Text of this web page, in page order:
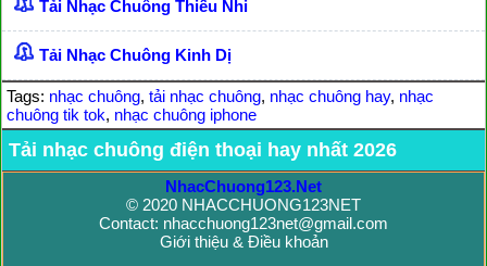
Tải Nhạc Chuông Thiếu Nhi
Tải Nhạc Chuông Kinh Dị
Tags: nhạc chuông, tải nhạc chuông, nhạc chuông hay, nhạc
chuông tik tok, nhạc chuông iphone
Tải nhạc chuông điện thoại hay nhất 2026
NhacChuong123.Net
© 2020 NHACCHUONG123NET
Contact: nhacchuong123net@gmail.com
Giới thiệu & Điều khoản